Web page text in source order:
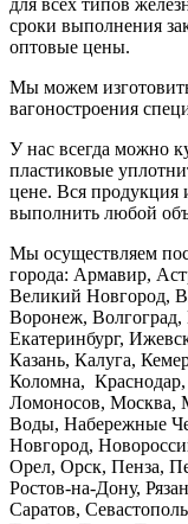
для всех типов
сроки выполнения
оптовые цены.
Мы можем
вагоностроения
У нас всегда можно
пластиковые
цене. Вся
выполнить любой
Мы осуществляем
города: Армавир,
Великий Новгород,
Воронеж, Волгоград,
Екатеринбург,
Казань, Калуга,
Коломна,
Ломоносов, Москва,
Воды, Набережные
Новгород,
Орел, Орск, Пенза,
Ростов-на-Дону,
Саратов,